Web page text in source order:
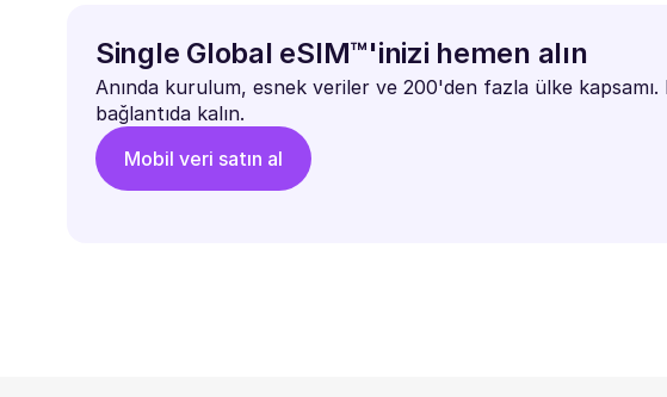
Single Global eSIM™'inizi hemen alın
Anında kurulum, esnek veriler ve 200'den fazla ülke kapsamı.
bağlantıda kalın.
Mobil veri satın al